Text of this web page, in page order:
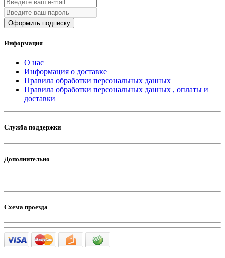
Оформить подписку
Информация
О нас
Информация о доставке
Правила обработки персональных данных
Правила обработки персональных данных , оплаты и
доставки
Служба поддержки
Дополнительно
Схема проезда